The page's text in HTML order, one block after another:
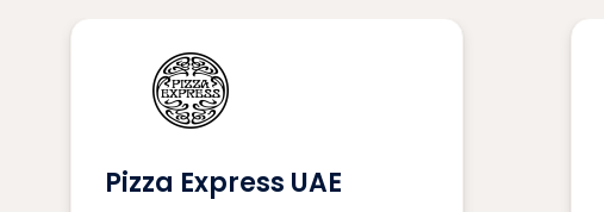
Pizza Express UAE